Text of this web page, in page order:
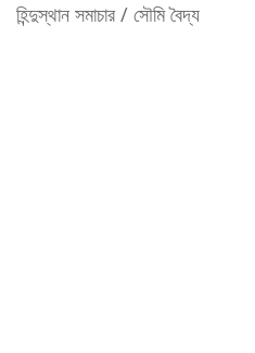
হিন্দুস্থান সমাচার / সৌমি বৈদ্য